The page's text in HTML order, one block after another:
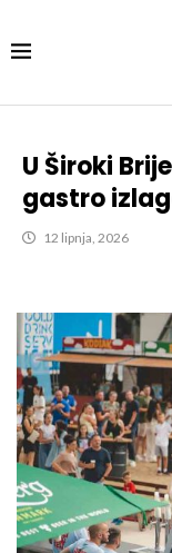
U Široki
gastro
12 lipnja, 2026